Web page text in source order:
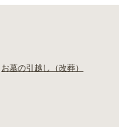
お墓の引越し（改葬）